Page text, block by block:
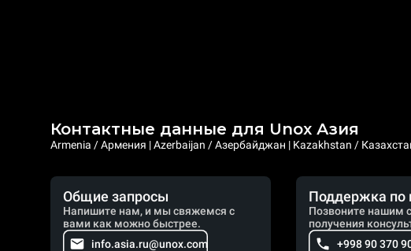
Контактные данные для Unox Азия
Armenia / Армения | Azerbaijan / Азербайджан | Kazakhstan /
Общие запросы
Напишите нам, и мы свяжемся с
вами как можно быстрее.
info.asia.ru@unox.com
Поддержка по
Позвоните нашим
получения
+998 90 370